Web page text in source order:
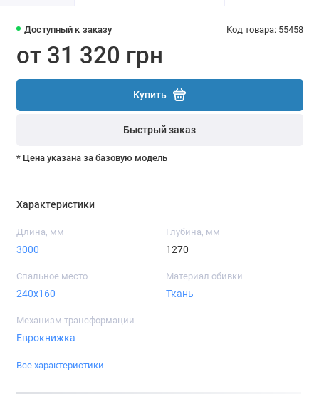
Доступный к заказу Код товара: 55458
от 31 320 грн
Купить
Быстрый заказ
* Цена указана за базовую модель
Характеристики
Длина, мм
3000
Глубина, мм
1270
Спальное место
240x160
Материал обивки
Ткань
Механизм трансформации
Еврокнижка
Все характеристики